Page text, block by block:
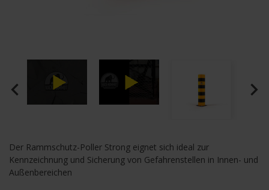
navigate_before navigate_next
Der Rammschutz-Poller Strong eignet sich ideal zur
Kennzeichnung und Sicherung von Gefahrenstellen in Innen- und
Außenbereichen